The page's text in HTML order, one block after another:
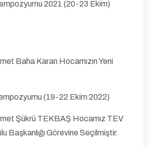
2021 (20-23 Ekim)
Baha Karan Hocamızın Yeni
(19-22 Ekim 2022)
Şükrü TEKBAŞ Hocamız TEV
Başkanlığı Görevine Seçilmiştir.